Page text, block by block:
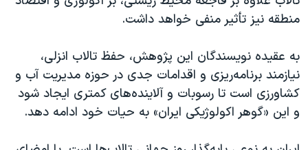
منطقه نیز تأثیر منفی خواهد داشت.
به عقیده نویسندگان این پژوهش، حفظ تالاب انزلی،
نیازمند برنامه‌ریزی و اقدامات جدی در حوزه مدیریت آب و
کشاورزی است تا رسوبات و آلاینده‌های کمتری ایجاد شود
و این «گوهر اکولوژیکی ایران» به حیات خود ادامه دهد.